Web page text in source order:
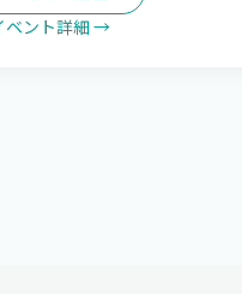
ベント詳細 →